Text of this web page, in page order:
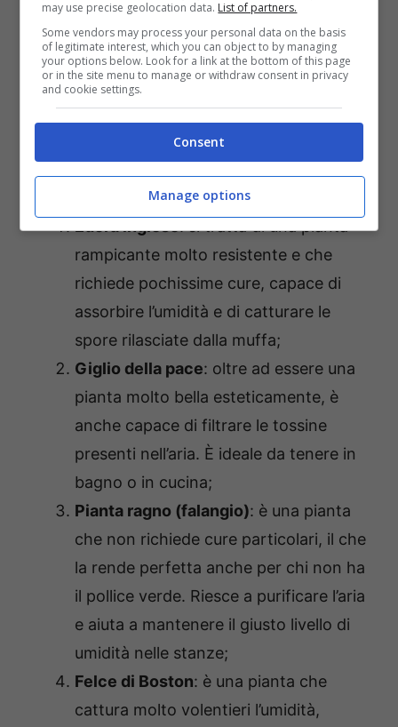
presta benissimo a risolvere il problema.
Infatti,mettere in casa alcuni tipi di piante è
il metodo perfetto per impedire la
quali sono queste piante da tenere nei vari
ambienti? Scopriamole subito:
Edera inglese: si tratta di una pianta
rampicante molto resistente e che
richiede pochissime cure, capace di
assorbire l’umidità e di catturare le
spore rilasciate dalla muffa;
Giglio della pace: oltre ad essere una
pianta molto bella esteticamente, è
anche capace di filtrare le tossine
presenti nell’aria. È ideale da tenere in
bagno o in cucina;
Pianta ragno (falangio): è una pianta
che non richiede cure particolari, il che
la rende perfetta anche per chi non ha
il pollice verde. Riesce a purificare l’aria
e aiuta a mantenere il giusto livello di
umidità nelle stanze;
Felce di Boston: è una pianta che
cattura molto volentieri l’umidità,
may use precise geolocation data. List of partners.
Some vendors may process your personal data on the basis
of legitimate interest, which you can object to by managing
your options below. Look for a link at the bottom of this page
or in the site menu to manage or withdraw consent in privacy
and cookie settings.
Consent
Manage options